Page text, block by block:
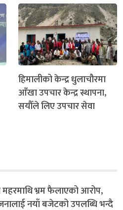
हिमालीको केन्द्र धुलाचौरमा
आँखा उपचार केन्द्र स्थापना,
सयौँले लिए उपचार सेवा
भ्रम फैलाएको आरोप,
नयाँ बजेटको उपलब्धि भन्दै